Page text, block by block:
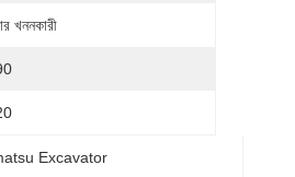
খননকারী
Excavator